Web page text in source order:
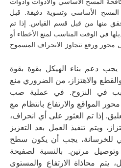
الأساسي وتسوية دقيقة. قبل
منها من قبل قسم القياس. إذا تم
في الوقت المناسب لمنع الأخطاء أو
محور ورفع تتجاوز الانحراف المسموح
يجب دعم بناء الهيكل بقوة بقوة
والاهتزاز، من الضروري منع
في النزوح. في عملية صب
المواقع والارتفاع بانتظام مع
إذا تم العثور على أي انحراف،
ويتم تنفيذ العمل بعد التعزيز
للخرسانة، يجب أن يكون سطح
مرتين. بالنسبة لصفيحة
يتم محاذاة الارتفاع والمستوى